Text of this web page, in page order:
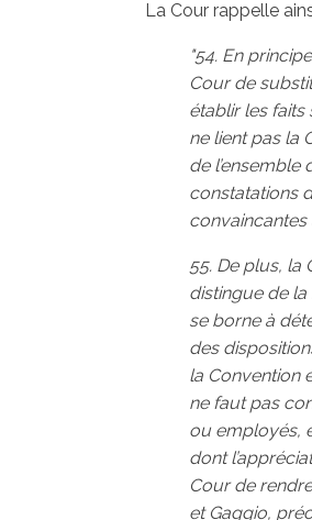
La Cour rappelle
"54. En
Cour de
établir les faits
ne lient pas la
de l’ensemble
constatations
convaincantes
55. De plus, la
distingue de la
se borne à
des
la Convention
ne faut pas
ou employés,
dont
Cour de
et Gaggio,